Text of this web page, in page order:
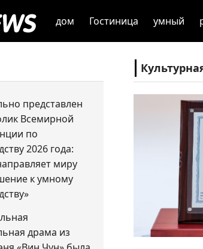
дом Гостиница умный
представлен
Всемирной
по
2026 года:
миру
к умному
драма из